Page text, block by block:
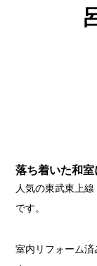
落ち着いた和室
人気の東武東上
です。
室内リフォーム